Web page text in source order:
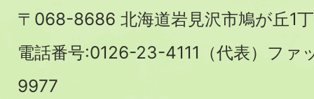
〒068-8686 北海道岩見沢市鳩が丘1
電話番号:0126-23-4111（代表）フ
9977